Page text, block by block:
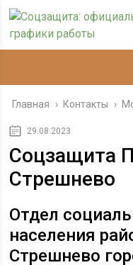
Главная › Контакты ›
29.08.2023
Соцзащита
Стрешнево
Отдел
населения
Стрешнево